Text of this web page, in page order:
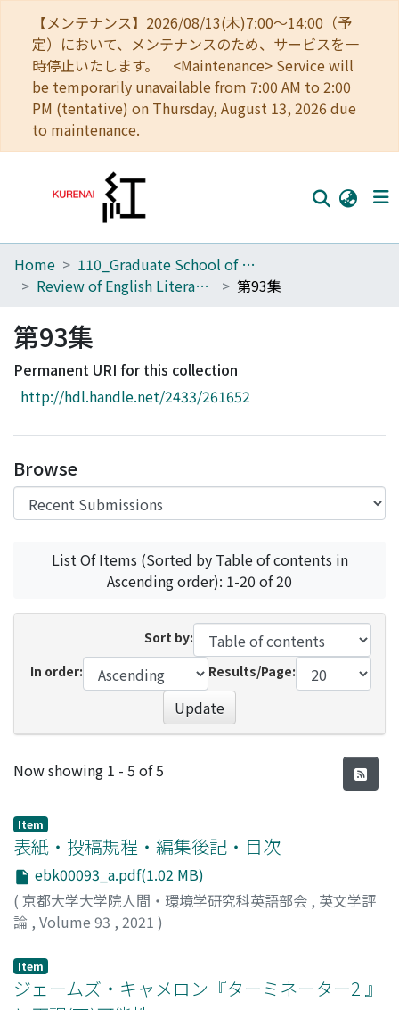
【メンテナンス】2026/08/13(木)7:00～14:00（予
定）において、メンテナンスのため、サービスを一
時停止いたします。 <Maintenance> Service will
be temporarily unavailable from 7:00 AM to 2:00
PM (tentative) on Thursday, August 13, 2026 due
to maintenance.
Home
Browse
Download Ranking
Access Statistics
Home
110_Graduate School of Human and Environmental Studies
Review of English Literature
第93集
第93集
Permanent URI for this collection
http://hdl.handle.net/2433/261652
Browse
List Of Items (Sorted by Table of contents in
Ascending order): 1-20 of 20
Sort by:
In order:
Results/Page:
Update
Recent Submissions
Now showing 1 - 5 of 5
Item
表紙・投稿規程・編集後記・目次
ebk00093_a.pdf(1.02 MB)
( 京都大学大学院人間・環境学研究科英語部会 , 英文学評
論 , Volume 93 , 2021 )
Item
ジェームズ・キャメロン『ターミネーター2 』